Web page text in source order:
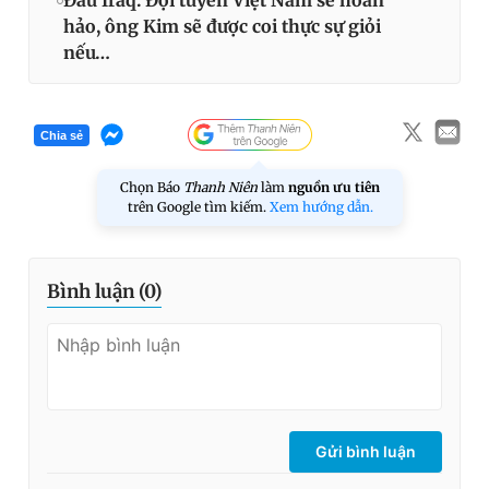
hảo, ông Kim sẽ được coi thực sự giỏi
nếu…
Chia sẻ
Chọn Báo Thanh Niên làm nguồn ưu tiên
trên Google tìm kiếm. Xem hướng dẫn.
Bình luận (0)
Gửi bình luận